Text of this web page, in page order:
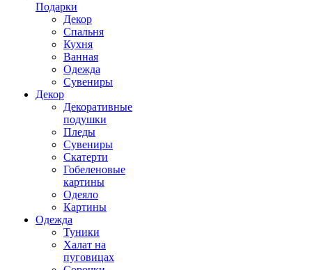
Подарки
Декор
Спальня
Кухня
Ванная
Одежда
Сувениры
Декор
Декоративные
подушки
Пледы
Сувениры
Скатерти
Гобеленовые
картины
Одеяло
Картины
Одежда
Туники
Халат на
пуговицах